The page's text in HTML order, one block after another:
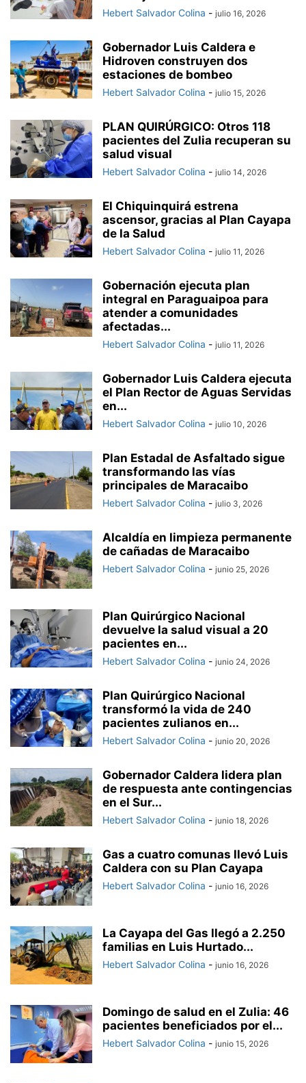
Hebert Salvador Colina - julio 16, 2026
Gobernador Luis Caldera e
Hidroven construyen dos
estaciones de bombeo
Hebert Salvador Colina - julio 15, 2026
PLAN QUIRÚRGICO: Otros 118
pacientes del Zulia recuperan su
salud visual
Hebert Salvador Colina - julio 14, 2026
El Chiquinquirá estrena
ascensor, gracias al Plan Cayapa
de la Salud
Hebert Salvador Colina - julio 11, 2026
Gobernación ejecuta plan
integral en Paraguaipoa para
atender a comunidades
afectadas...
Hebert Salvador Colina - julio 11, 2026
Gobernador Luis Caldera ejecuta
el Plan Rector de Aguas Servidas
en...
Hebert Salvador Colina - julio 10, 2026
Plan Estadal de Asfaltado sigue
transformando las vías
principales de Maracaibo
Hebert Salvador Colina - julio 3, 2026
Alcaldía en limpieza permanente
de cañadas de Maracaibo
Hebert Salvador Colina - junio 25, 2026
Plan Quirúrgico Nacional
devuelve la salud visual a 20
pacientes en...
Hebert Salvador Colina - junio 24, 2026
Plan Quirúrgico Nacional
transformó la vida de 240
pacientes zulianos en...
Hebert Salvador Colina - junio 20, 2026
Gobernador Caldera lidera plan
de respuesta ante contingencias
en el Sur...
Hebert Salvador Colina - junio 18, 2026
Gas a cuatro comunas llevó Luis
Caldera con su Plan Cayapa
Hebert Salvador Colina - junio 16, 2026
La Cayapa del Gas llegó a 2.250
familias en Luis Hurtado...
Hebert Salvador Colina - junio 16, 2026
Domingo de salud en el Zulia: 46
pacientes beneficiados por el...
Hebert Salvador Colina - junio 15, 2026